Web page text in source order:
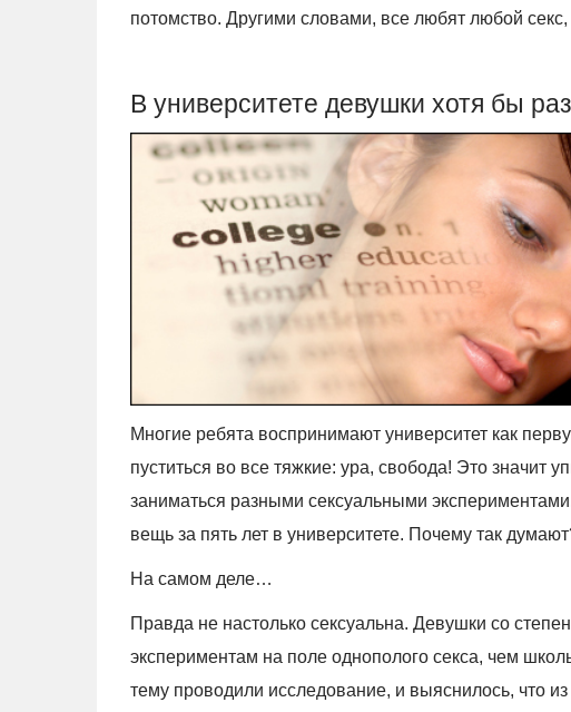
потомство. Другими словами, все любят любой
В университете девушки хотя бы
Многие ребята воспринимают университет как
пуститься во все тяжкие: ура, свобода! Это значит
заниматься разными сексуальными
вещь за пять лет в университете. Почему так
На самом деле…
Правда не настолько сексуальна. Девушки со
экспериментам на поле однополого секса, чем
тему проводили исследование, и выяснилось, что